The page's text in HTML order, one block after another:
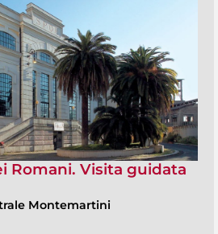
Romani. Visita guidata
Montemartini